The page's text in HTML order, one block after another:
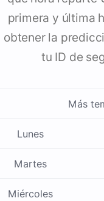
primera y última
obtener la
tu ID de
Más
Lunes
Martes
Miércoles